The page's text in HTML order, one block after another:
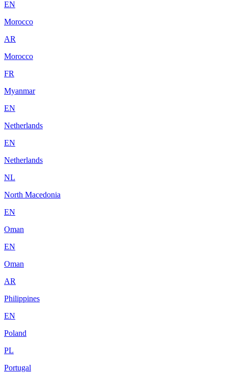
EN
Morocco
AR
Morocco
FR
Myanmar
EN
Netherlands
EN
Netherlands
NL
North Macedonia
EN
Oman
EN
Oman
AR
Philippines
EN
Poland
PL
Portugal